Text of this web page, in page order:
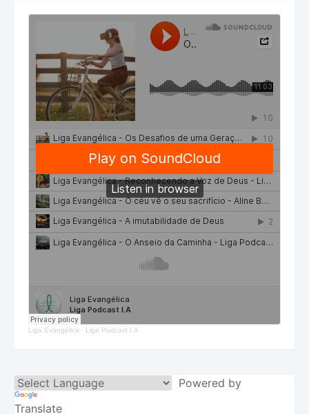
Liga Evangélica · Liga Podcast I.A
Powered by
Translate